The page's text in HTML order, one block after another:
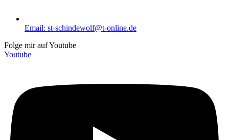
Email: st-schindewolf@t-online.de
Folge mir auf Youtube
Youtube